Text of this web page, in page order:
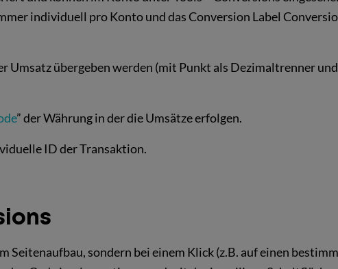
individuell pro Konto und das Conversion Label
Umsatz übergeben werden (mit Punkt als Dezimaltrenner und
” der Währung in der die Umsätze erfolgen.
ID der Transaktion.
Seitenaufbau, sondern bei einem Klick (z.B. auf einen